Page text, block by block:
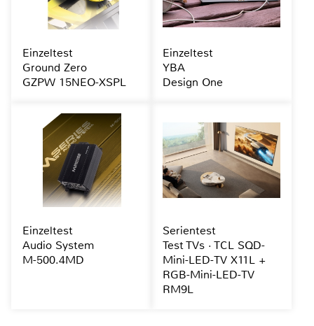
Einzeltest
Ground Zero
GZPW 15NEO-XSPL
Einzeltest
YBA
Design One
Einzeltest
Audio System
M-500.4MD
Serientest
Test TVs · TCL SQD-
Mini-LED-TV X11L +
RGB-Mini-LED-TV
RM9L